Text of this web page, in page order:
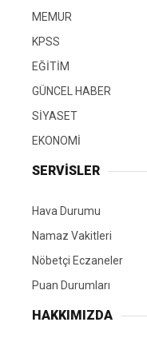
MEMUR
KPSS
EĞİTİM
GÜNCEL HABER
SİYASET
EKONOMİ
SERVİSLER
Hava Durumu
Namaz Vakitleri
Nöbetçi Eczaneler
Puan Durumları
HAKKIMIZDA